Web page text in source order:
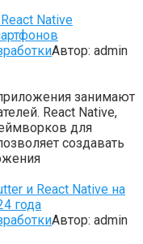
Native
Автор: admin
занимают
React Native,
для
создавать
и React Native на
года
Автор: admin